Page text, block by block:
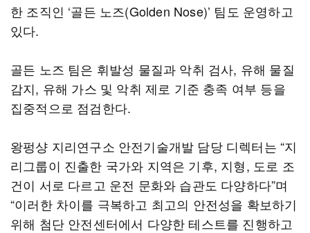
한 조직인 ‘골든 노즈(Golden Nose)’ 팀도 운영하고
있다.
골든 노즈 팀은 휘발성 물질과 악취 검사, 유해 물질
감지, 유해 가스 및 악취 제로 기준 충족 여부 등을
집중적으로 점검한다.
왕펑샹 지리연구소 안전기술개발 담당 디렉터는 “지
리그룹이 진출한 국가와 지역은 기후, 지형, 도로 조
건이 서로 다르고 운전 문화와 습관도 다양하다”며
“이러한 차이를 극복하고 최고의 안전성을 확보하기
위해 첨단 안전센터에서 다양한 테스트를 진행하고